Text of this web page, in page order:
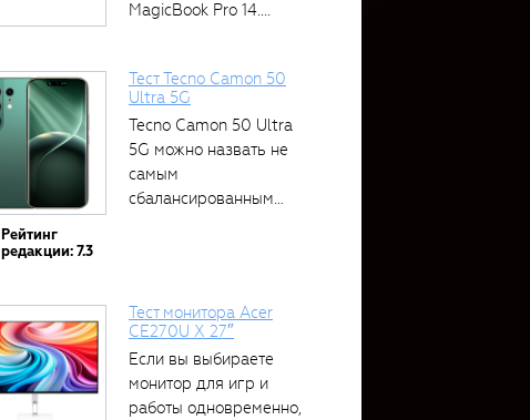
MagicBook Pro 14....
Рейтинг
редакции: 7.3
Тест Tecno Camon 50
Ultra 5G
Tecno Camon 50 Ultra
5G можно назвать не
самым
сбалансированным
Тест монитора Acer
CE270U X 27″
Если вы выбираете
монитор для игр и
работы одновременно,